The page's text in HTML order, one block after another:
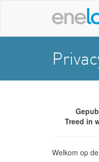
Treed in
Welkom op